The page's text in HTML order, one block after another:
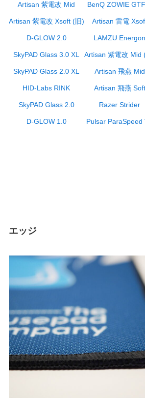
Artisan 紫電改 Mid BenQ ZOWIE
Artisan 紫電改 Xsoft (旧) Artisan 雷電
D-GLOW 2.0 LAMZU Energon
SkyPAD Glass 3.0 XL Artisan 紫電改 Mid
SkyPAD Glass 2.0 XL Artisan 飛燕 Mid
HID-Labs RINK Artisan 飛燕 Soft
SkyPAD Glass 2.0 Razer Strider
D-GLOW 1.0 Pulsar ParaSpeed
エッジ